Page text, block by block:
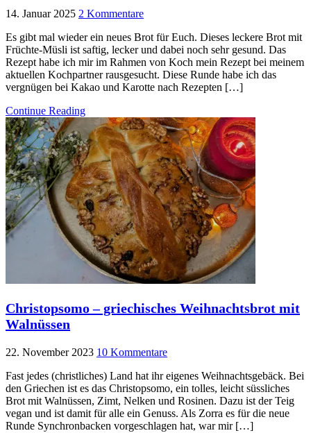
14. Januar 2025 2 Kommentare
Es gibt mal wieder ein neues Brot für Euch. Dieses leckere Brot mit
Früchte-Müsli ist saftig, lecker und dabei noch sehr gesund. Das
Rezept habe ich mir im Rahmen von Koch mein Rezept bei meinem
aktuellen Kochpartner rausgesucht. Diese Runde habe ich das
vergnügen bei Kakao und Karotte nach Rezepten […]
Continue Reading
Christopsomo – griechisches Weihnachtsbrot mit
Walnüssen
22. November 2023 10 Kommentare
Fast jedes (christliches) Land hat ihr eigenes Weihnachtsgebäck. Bei
den Griechen ist es das Christopsomo, ein tolles, leicht süssliches
Brot mit Walnüssen, Zimt, Nelken und Rosinen. Dazu ist der Teig
vegan und ist damit für alle ein Genuss. Als Zorra es für die neue
Runde Synchronbacken vorgeschlagen hat, war mir […]